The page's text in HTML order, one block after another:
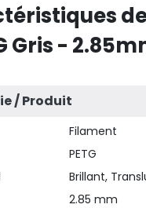
Gris -
/ Produit
Filament
PETG
Brillant,
2.85 mm